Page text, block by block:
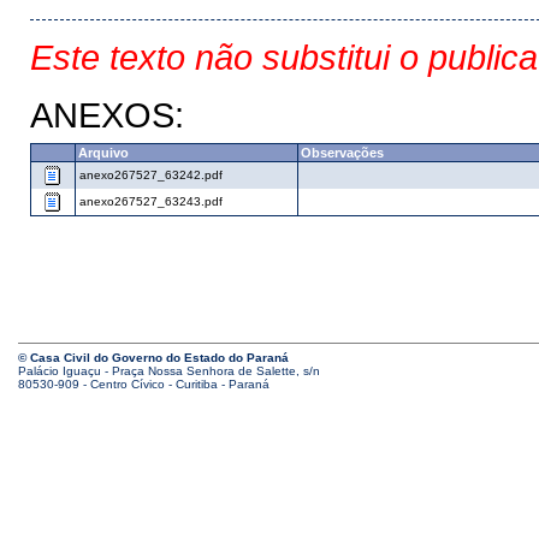
Este texto não substitui o
ANEXOS:
Arquivo Observações
anexo267527_63242.pdf
anexo267527_63243.pdf
© Casa Civil do Governo do Estado do Paraná
Palácio Iguaçu - Praça Nossa Senhora de Salette, s/n
80530-909 - Centro Cívico - Curitiba - Paraná